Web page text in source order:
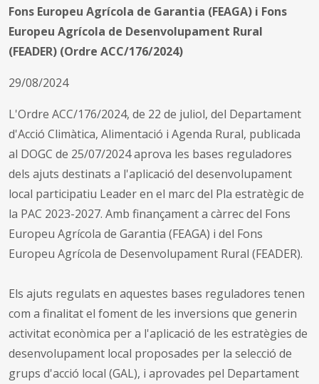
Fons Europeu Agrícola de Garantia (FEAGA) i Fons
Europeu Agrícola de Desenvolupament Rural
(FEADER) (Ordre ACC/176/2024)
29/08/2024
L'Ordre ACC/176/2024, de 22 de juliol, del Departament
d'Acció Climàtica, Alimentació i Agenda Rural, publicada
al DOGC de 25/07/2024 aprova les bases reguladores
dels ajuts destinats a l'aplicació del desenvolupament
local participatiu Leader en el marc del Pla estratègic de
la PAC 2023-2027. Amb finançament a càrrec del Fons
Europeu Agrícola de Garantia (FEAGA) i del Fons
Europeu Agrícola de Desenvolupament Rural (FEADER).
Els ajuts regulats en aquestes bases reguladores tenen
com a finalitat el foment de les inversions que generin
activitat econòmica per a l'aplicació de les estratègies de
desenvolupament local proposades per la selecció de
grups d'acció local (GAL), i aprovades pel Departament